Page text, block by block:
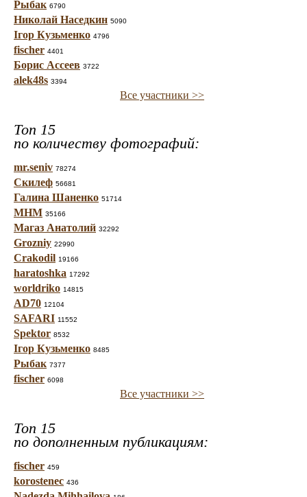
Рыбак 6790
Николай Наседкин 5090
Ігор Кузьменко 4796
fischer 4401
Борис Ассеев 3722
alek48s 3394
Все участники >>
Топ 15
по количеству фотографий:
mr.seniv 78274
Скилеф 56681
Галина Шаненко 51714
МНМ 35166
Магаз Анатолий 32292
Grozniy 22990
Crakodil 19166
haratoshka 17292
worldriko 14815
AD70 12104
SAFARI 11552
Spektor 8532
Ігор Кузьменко 8485
Рыбак 7377
fischer 6098
Все участники >>
Топ 15
по дополненным публикациям:
fischer 459
korostenec 436